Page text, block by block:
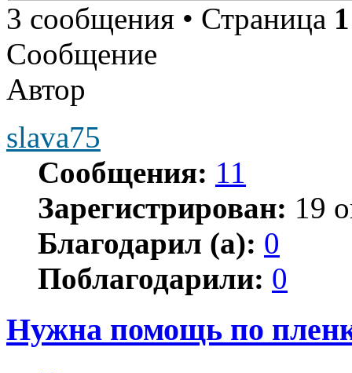
3 сообщения • Страница 1
Сообщение
Автор
slava75
Сообщения: 11
Зарегистрирован: 19
Благодарил (а): 0
Поблагодарили: 0
Нужна помощь по